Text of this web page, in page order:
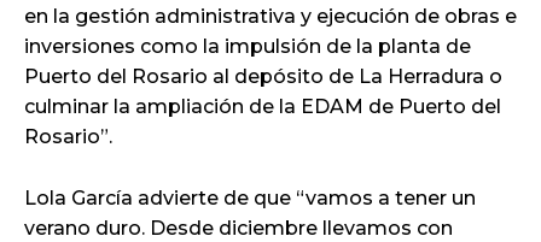
en la gestión administrativa y ejecución de obras e
inversiones como la impulsión de la planta de
Puerto del Rosario al depósito de La Herradura o
culminar la ampliación de la EDAM de Puerto del
Rosario”.
Lola García advierte de que “vamos a tener un
verano duro. Desde diciembre llevamos con